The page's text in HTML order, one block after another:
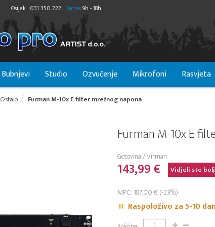
Osijek 031 350 222 Danas9h - 18h
Bubnjevi Studio Ozvučenje Mikrofoni Rasvjeta
Ostalo Furman M-10x E filter mrežnog napona
Furman M-10x E
Gotovina / Virman
143,99 € Vidjeli ste
MPC: 187,00 € (-23%)
Raspoloživo za 5-10